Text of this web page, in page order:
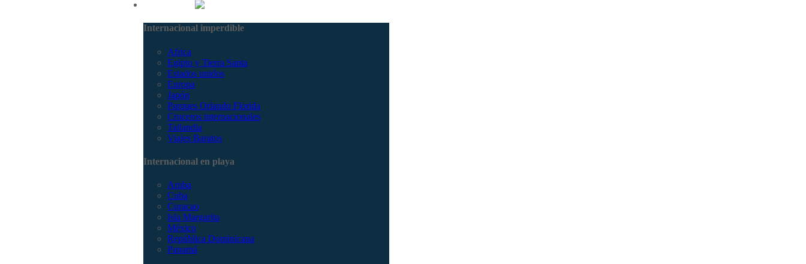
Internacional imperdible
Africa
Egipto y Tierra Santa
Estados unidos
Europa
Japón
Parques Orlando Florida
Cruceros internacionales
Tailandia
Viajes Baratos
Internacional en playa
Aruba
Cuba
Curacao
Isla Margarita
México
República Dominicana
Panamá